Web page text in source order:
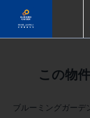
この物
ブルーミングガーデ